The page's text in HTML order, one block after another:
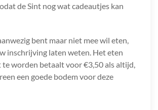
de Sint nog wat cadeautjes kan
bent maar niet mee wil eten,
inschrijving laten weten. Het eten
worden betaalt voor €3,50 als altijd,
een goede bodem voor deze